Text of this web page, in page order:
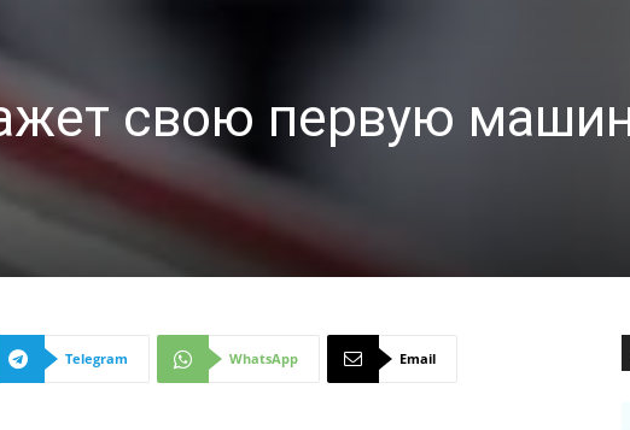
свою первую
Telegram WhatsApp Email